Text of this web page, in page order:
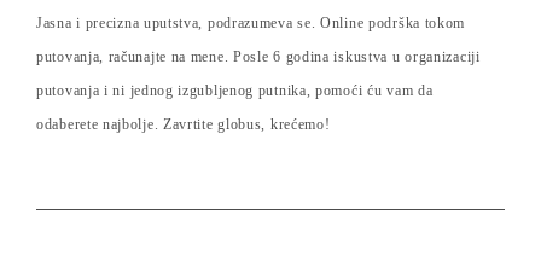
Jasna i precizna uputstva, podrazumeva se. Online podrška tokom
putovanja, računajte na mene. Posle 6 godina iskustva u organizaciji
putovanja i ni jednog izgubljenog putnika, pomoći ću vam da
odaberete najbolje. Zavrtite globus, krećemo!